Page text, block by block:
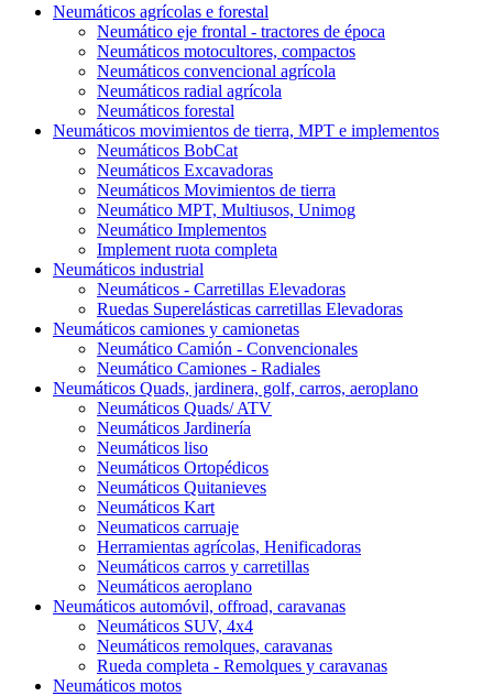
Neumáticos agrícolas e forestal
Neumático eje frontal - tractores de época
Neumáticos motocultores, compactos
Neumáticos convencional agrícola
Neumáticos radial agrícola
Neumáticos forestal
Neumáticos movimientos de tierra, MPT e implementos
Neumáticos BobCat
Neumáticos Excavadoras
Neumáticos Movimientos de tierra
Neumático MPT, Multiusos, Unimog
Neumático Implementos
Implement ruota completa
Neumáticos industrial
Neumáticos - Carretillas Elevadoras
Ruedas Superelásticas carretillas Elevadoras
Neumáticos camiones y camionetas
Neumático Camión - Convencionales
Neumático Camiones - Radiales
Neumáticos Quads, jardinera, golf, carros, aeroplano
Neumáticos Quads/ ATV
Neumáticos Jardinería
Neumáticos liso
Neumáticos Ortopédicos
Neumáticos Quitanieves
Neumáticos Kart
Neumaticos carruaje
Herramientas agrícolas, Henificadoras
Neumáticos carros y carretillas
Neumáticos aeroplano
Neumáticos automóvil, offroad, caravanas
Neumáticos SUV, 4x4
Neumáticos remolques, caravanas
Rueda completa - Remolques y caravanas
Neumáticos motos